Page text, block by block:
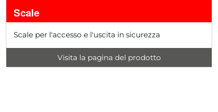
Scale
Scale per l'accesso e l'uscita in sicurezza
Visita la pagina del prodotto